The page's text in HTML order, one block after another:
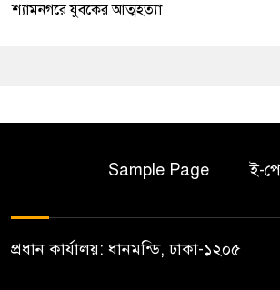
শ্যামনগরে যুবকের আত্মহত্যা
Sample Page ই-
প্রধান কার্যালয়: ধানমন্ডি, ঢাকা-১২০৫